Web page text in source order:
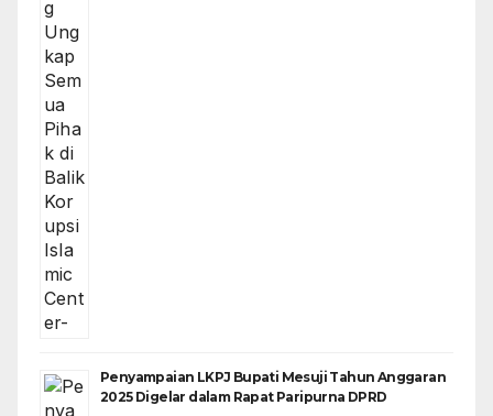
Penyampaian LKPJ Bupati Mesuji Tahun Anggaran
2025 Digelar dalam Rapat Paripurna DPRD